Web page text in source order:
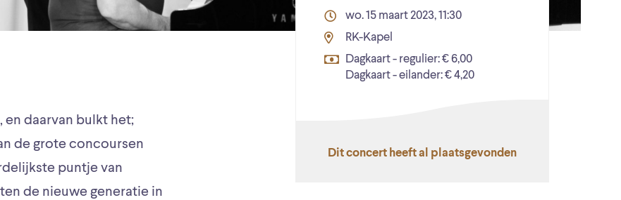
en daarvan bulkt het;
de grote concoursen
puntje van
de nieuwe generatie in
wo. 15 maart 2023, 11:30
RK-Kapel
Dagkaart - regulier: € 6,00
Dagkaart - eilander: € 4,20
Dit concert heeft al plaatsgevonden